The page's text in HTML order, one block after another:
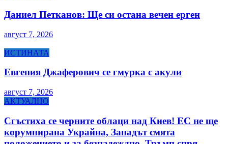
Даниел Петканов: Ще си остана вечен ерген
август 7, 2026
ИСТИНАТА
Евгения Джаферович се гмурка с акули
август 7, 2026
АКТУАЛНО
Сгъстиха се черните облаци над Киев! ЕС не ще
корумпирана Украйна, Западът смята